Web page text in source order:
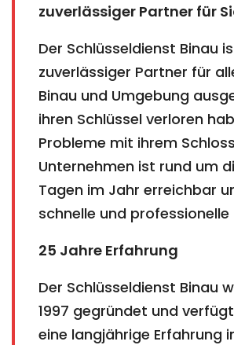
zuverlässiger Partner für
Der Schlüsseldienst Binau
zuverlässiger Partner für
Binau und Umgebung
ihren Schlüssel verloren
Probleme mit ihrem
Unternehmen ist rund um
Tagen im Jahr erreichbar
schnelle und professionelle
25 Jahre Erfahrung
Der Schlüsseldienst Binau
1997 gegründet und
eine langjährige Erfahrung